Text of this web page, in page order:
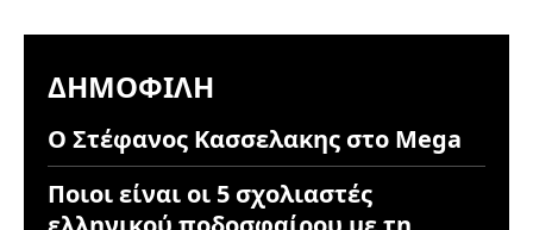
ΔΗΜΟΦΙΛΉ
Ο Στέφανος Κασσελακης στο Mega
Ποιοι είναι οι 5 σχολιαστές